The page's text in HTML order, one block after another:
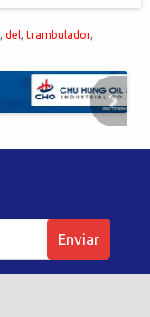
del trambulador,
Enviar